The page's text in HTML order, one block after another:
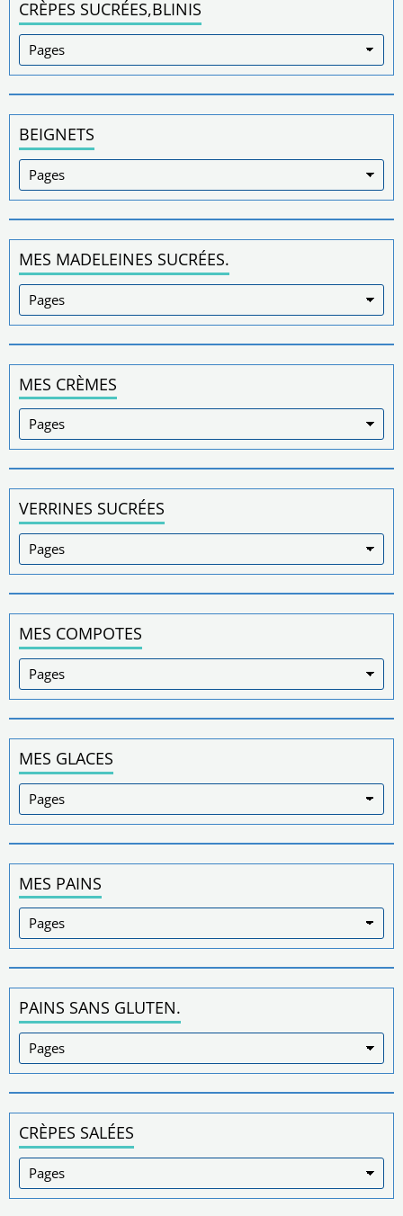
CRÈPES SUCRÉES,BLINIS
BEIGNETS
MES MADELEINES SUCRÉES.
MES CRÈMES
VERRINES SUCRÉES
MES COMPOTES
MES GLACES
MES PAINS
PAINS SANS GLUTEN.
CRÈPES SALÉES